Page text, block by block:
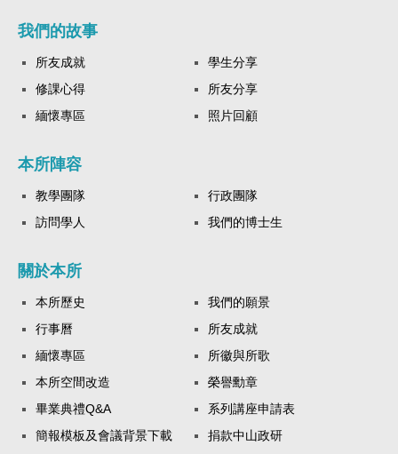
我們的故事
所友成就
學生分享
修課心得
所友分享
緬懷專區
照片回顧
本所陣容
教學團隊
行政團隊
訪問學人
我們的博士生
關於本所
本所歷史
我們的願景
行事曆
所友成就
緬懷專區
所徽與所歌
本所空間改造
榮譽勳章
畢業典禮Q&A
系列講座申請表
簡報模板及會議背景下載
捐款中山政研